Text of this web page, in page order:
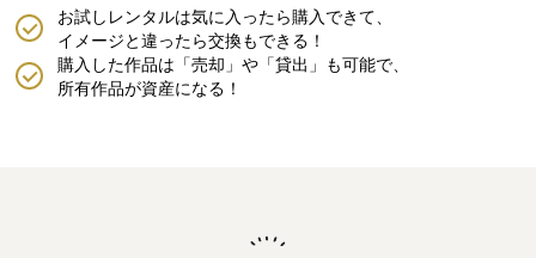
購入した作品は「売却」や「貸出」も可能で、
所有作品が資産になる！
お試しレンタルは気に入ったら購入できて、
イメージと違ったら交換もできる！